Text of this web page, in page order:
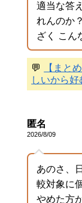
適当な答
れんのか
ざく こん
💬
【まと
しいから
匿名
2026/8/09
あのさ、
較対象に
やめた方